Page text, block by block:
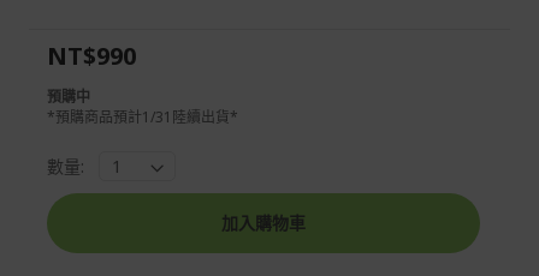
images
gallery
the
images
gallery
NT$990
預購中
*預購商品預計1/31陸續出貨*
數量:
加入購物車